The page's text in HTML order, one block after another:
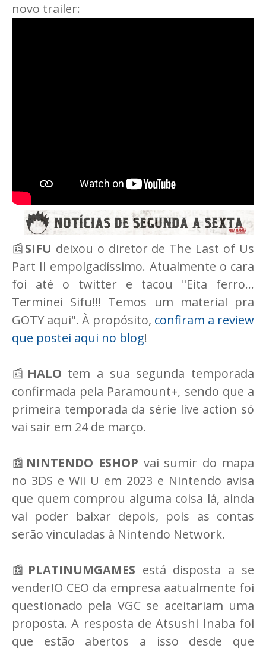
novo trailer:
📰SIFU deixou o diretor de The Last of Us
Part II empolgadíssimo. Atualmente o cara
foi até o twitter e tacou "Eita ferro...
Terminei Sifu!!! Temos um material pra
GOTY aqui". À propósito, confiram a review
que postei aqui no blog!
📰 HALO tem a sua segunda temporada
confirmada pela Paramount+, sendo que a
primeira temporada da série live action só
vai sair em 24 de março.
📰 NINTENDO ESHOP vai sumir do mapa
no 3DS e Wii U em 2023 e Nintendo avisa
que quem comprou alguma coisa lá, ainda
vai poder baixar depois, pois as contas
serão vinculadas à Nintendo Network.
📰 PLATINUMGAMES está disposta a se
vender!O CEO da empresa aatualmente foi
questionado pela VGC se aceitariam uma
proposta. A resposta de Atsushi Inaba foi
que estão abertos a isso desde que